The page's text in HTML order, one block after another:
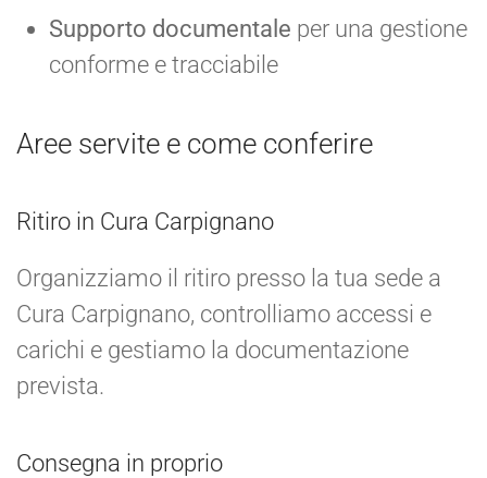
Supporto documentale per una gestione
conforme e tracciabile
Aree servite e come conferire
Ritiro in Cura Carpignano
Organizziamo il ritiro presso la tua sede a
Cura Carpignano, controlliamo accessi e
carichi e gestiamo la documentazione
prevista.
Consegna in proprio